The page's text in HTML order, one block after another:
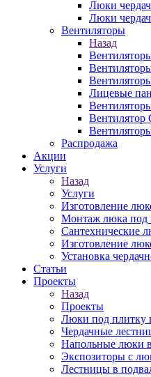
Люки
Люки
Вентиляторы
Назад
Лицевые
Вентилятор
Распродажа
Акции
Услуги
Назад
Услуги
Изготовление
Монтаж люка под
Сантехнические
Изготовление
Установка
Статьи
Проекты
Назад
Проекты
Люки под плитку
Чердачные
Напольные люки
Экспозиторы с
Лестницы в